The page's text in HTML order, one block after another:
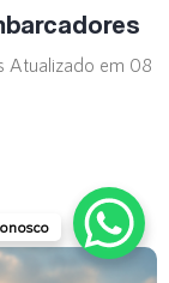
Atualizado em 08